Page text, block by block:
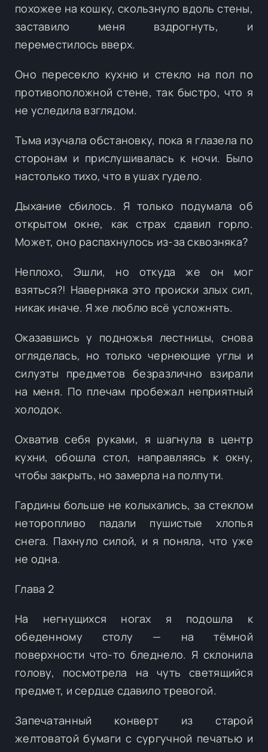
похожее на кошку, скользнуло вдоль стены,
заставило меня вздрогнуть, и
переместилось вверх.
Оно пересекло кухню и стекло на пол по
противоположной стене, так быстро, что я
не уследила взглядом.
Тьма изучала обстановку, пока я глазела по
сторонам и прислушивалась к ночи. Было
настолько тихо, что в ушах гудело.
Дыхание сбилось. Я только подумала об
открытом окне, как страх сдавил горло.
Может, оно распахнулось из-за сквозняка?
Неплохо, Эшли, но откуда же он мог
взяться?! Наверняка это происки злых сил,
никак иначе. Я же люблю всё усложнять.
Оказавшись у подножья лестницы, снова
огляделась, но только чернеющие углы и
силуэты предметов безразлично взирали
на меня. По плечам пробежал неприятный
холодок.
Охватив себя руками, я шагнула в центр
кухни, обошла стол, направляясь к окну,
чтобы закрыть, но замерла на полпути.
Гардины больше не колыхались, за стеклом
неторопливо падали пушистые хлопья
снега. Пахнуло силой, и я поняла, что уже
не одна.
Глава 2
На негнущихся ногах я подошла к
обеденному столу — на тёмной
поверхности что-то бледнело. Я склонила
голову, посмотрела на чуть светящийся
предмет, и сердце сдавило тревогой.
Запечатанный конверт из старой
желтоватой бумаги с сургучной печатью и